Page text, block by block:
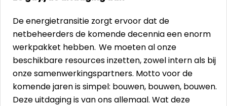
De energietransitie zorgt ervoor dat de
netbeheerders de komende decennia een enorm
werkpakket hebben. We moeten al onze
beschikbare resources inzetten, zowel intern als bij
onze samenwerkingspartners. Motto voor de
komende jaren is simpel: bouwen, bouwen, bouwen.
Deze uitdaging is van ons allemaal. Wat deze